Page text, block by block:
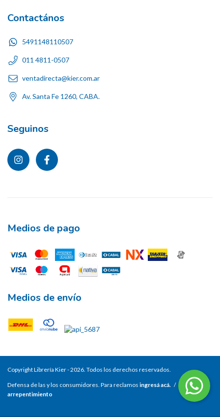
Contactános
5491148110507
011 4811-0507
ventadirecta@kier.com.ar
Av. Santa Fe 1260, CABA.
Seguinos
Medios de pago
Medios de envío
Copyright Librería Kier - 2026. Todos los derechos reservados.
Defensa de las y los consumidores. Para reclamos ingresá acá. /
Botón de
arrepentimiento